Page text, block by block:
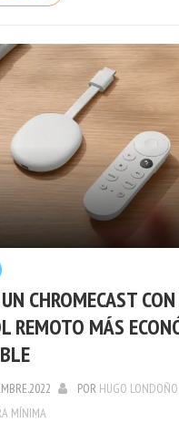
CHROMECAST
REMOTO MÁS
POR HUGO LONDOÑO
MÍNIMA